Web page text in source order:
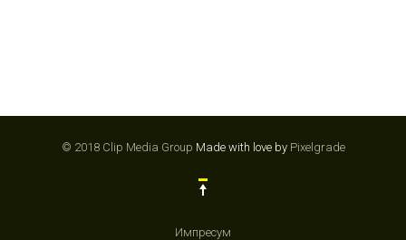
© 2018 Clip Media Group Made with love by Pixelgrade
Импресум